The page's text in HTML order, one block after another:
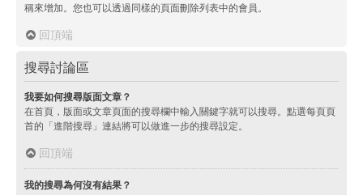
稱來增加。您也可以透過同樣的頁面刪除列表中的會員。
回頂端
搜尋討論區
我要如何搜尋版面文章？
在首頁，版面或文章頁面的搜尋欄中輸入關鍵字就可以搜尋。點選每頁頁
首的「進階搜尋」連結將可以做進一步的搜尋設定。
回頂端
我的搜尋為何沒有結果？